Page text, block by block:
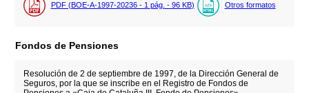
PDF (BOE-A-1997-20236 - 1 pág. - 96 KB) Otros formatos
Fondos de Pensiones
Resolución de 2 de septiembre de 1997, de la Dirección General de
Seguros, por la que se inscribe en el Registro de Fondos de